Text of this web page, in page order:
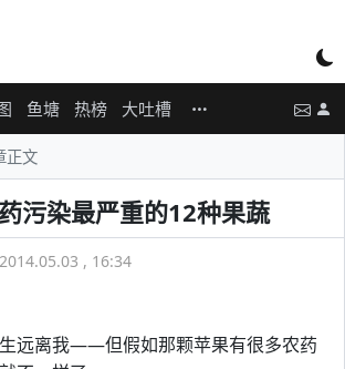
鱼塘 热榜 大吐槽
正文
污染最严重的12种果蔬
, 16:34
远离我——但假如那颗苹果有很多农药